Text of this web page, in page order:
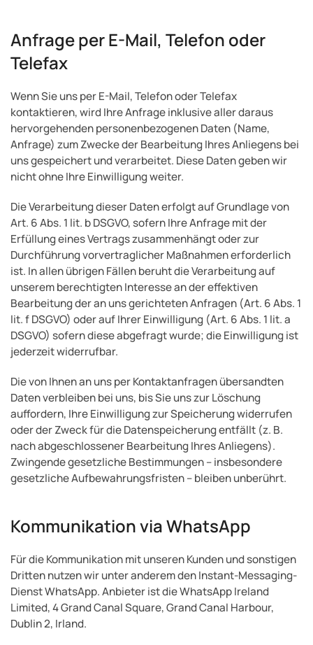
Anfrage per E-Mail, Telefon oder
Telefax
Wenn Sie uns per E-Mail, Telefon oder Telefax
kontaktieren, wird Ihre Anfrage inklusive aller daraus
hervorgehenden personenbezogenen Daten (Name,
Anfrage) zum Zwecke der Bearbeitung Ihres Anliegens bei
uns gespeichert und verarbeitet. Diese Daten geben wir
nicht ohne Ihre Einwilligung weiter.
Die Verarbeitung dieser Daten erfolgt auf Grundlage von
Art. 6 Abs. 1 lit. b DSGVO, sofern Ihre Anfrage mit der
Erfüllung eines Vertrags zusammenhängt oder zur
Durchführung vorvertraglicher Maßnahmen erforderlich
ist. In allen übrigen Fällen beruht die Verarbeitung auf
unserem berechtigten Interesse an der effektiven
Bearbeitung der an uns gerichteten Anfragen (Art. 6 Abs. 1
lit. f DSGVO) oder auf Ihrer Einwilligung (Art. 6 Abs. 1 lit. a
DSGVO) sofern diese abgefragt wurde; die Einwilligung ist
jederzeit widerrufbar.
Die von Ihnen an uns per Kontaktanfragen übersandten
Daten verbleiben bei uns, bis Sie uns zur Löschung
auffordern, Ihre Einwilligung zur Speicherung widerrufen
oder der Zweck für die Datenspeicherung entfällt (z. B.
nach abgeschlossener Bearbeitung Ihres Anliegens).
Zwingende gesetzliche Bestimmungen – insbesondere
gesetzliche Aufbewahrungsfristen – bleiben unberührt.
Kommunikation via WhatsApp
Für die Kommunikation mit unseren Kunden und sonstigen
Dritten nutzen wir unter anderem den Instant-Messaging-
Dienst WhatsApp. Anbieter ist die WhatsApp Ireland
Limited, 4 Grand Canal Square, Grand Canal Harbour,
Dublin 2, Irland.